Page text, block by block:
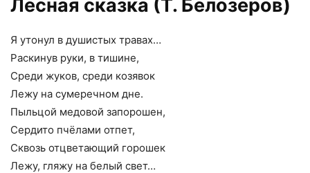
Лесная сказка (Т. Белозеров)
Я утонул в душистых травах…
Раскинув руки, в тишине,
Среди жуков, среди козявок
Лежу на сумеречном дне.
Пыльцой медовой запорошен,
Сердито пчёлами отпет,
Сквозь отцветающий горошек
Лежу, гляжу на белый свет…